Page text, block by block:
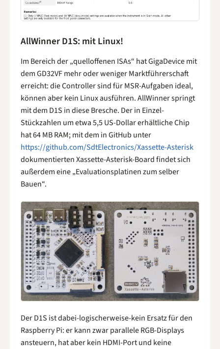
AllWinner D1S: mit Linux!
Im Bereich der „quelloffenen ISAs“ hat GigaDevice mit
dem GD32VF mehr oder weniger Marktführerschaft
erreicht: die Controller sind für MSR-Aufgaben ideal,
können aber kein Linux ausführen. AllWinner springt
mit dem D1S in diese Bresche. Der in Einzel-
Stückzahlen um etwa 5,5 US-Dollar erhältliche Chip
hat 64 MB RAM; mit dem in GitHub unter
https://github.com/SdtElectronics/Xassette-Asterisk
dokumentierten Xassette-Asterisk-Board findet sich
außerdem eine „Evaluationsplatinen zum selber
Bauen“.
Der D1S ist dabei-logischerweise-kein Ersatz für den
Raspberry Pi: er kann zwar parallele RGB-Displays
ansteuern, hat aber kein HDMI-Port und keine